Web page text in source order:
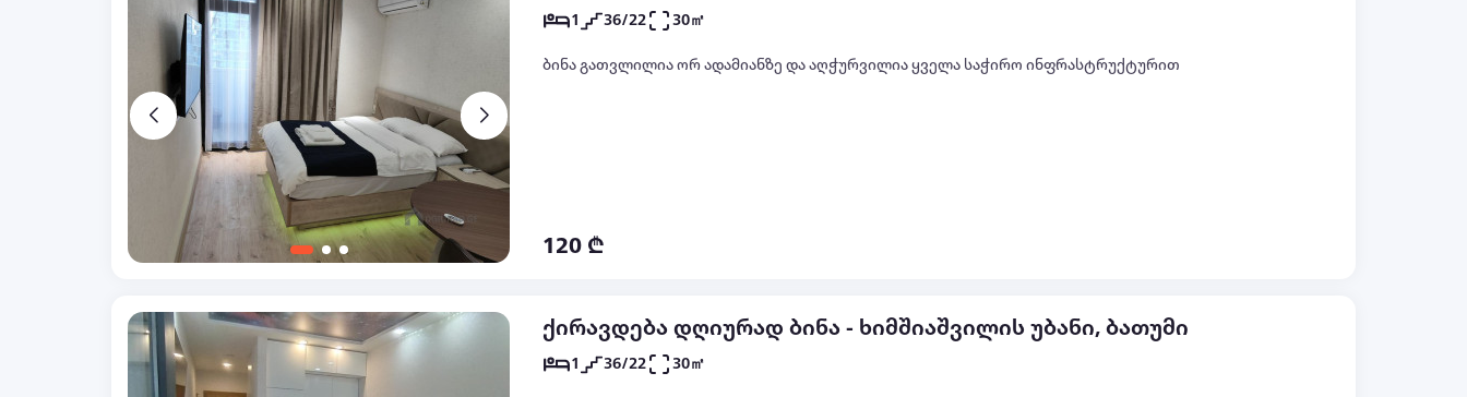
1 36/22 30㎡
ბინა გათვლილია ორ ადამიანზე და აღჭურვილია ყველა საჭირო ინფრასტრუქტურით
120 ₾
ქირავდება დღიურად ბინა - ხიმშიაშვილის უბანი, ბათუმი
1 36/22 30㎡